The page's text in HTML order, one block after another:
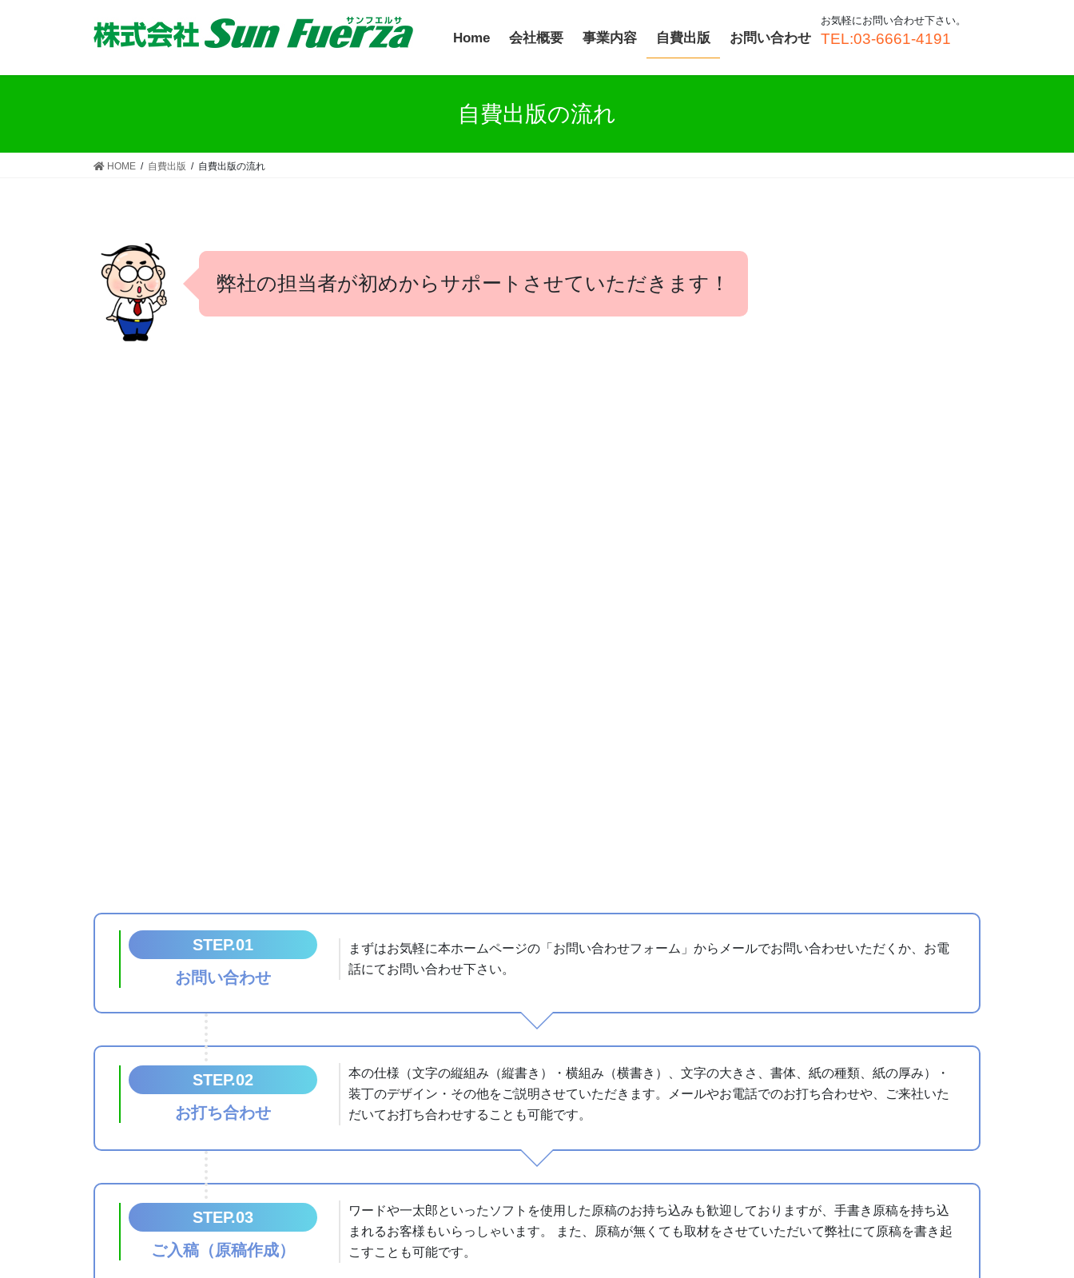
お気軽にお問い合わせ下さい。
TEL:03-6661-4191
Home 会社概要 事業内容 自費出版 お問い合わせ
自費出版の流れ
HOME 自費出版 自費出版の流れ
弊社の担当者が初めからサポートさせていただきます！
STEP.01
お問い合わせ
まずはお気軽に本ホームページの「お問い合わせフォーム」からメールでお問い合わせいただくか、お電
話にてお問い合わせ下さい。
STEP.02
お打ち合わせ
本の仕様（文字の縦組み（縦書き）・横組み（横書き）、文字の大きさ、書体、紙の種類、紙の厚み）・
装丁のデザイン・その他をご説明させていただきます。メールやお電話でのお打ち合わせや、ご来社いた
だいてお打ち合わせすることも可能です。
STEP.03
ご入稿（原稿作成）
ワードや一太郎といったソフトを使用した原稿のお持ち込みも歓迎しておりますが、手書き原稿を持ち込
まれるお客様もいらっしゃいます。 また、原稿が無くても取材をさせていただいて弊社にて原稿を書き起
こすことも可能です。